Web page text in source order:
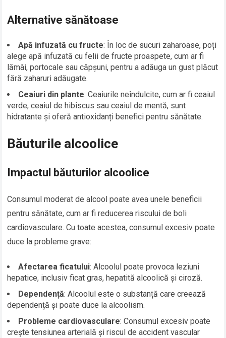
Alternative sănătoase
Apă infuzată cu fructe: În loc de sucuri zaharoase, poți
alege apă infuzată cu felii de fructe proaspete, cum ar fi
lămâi, portocale sau căpșuni, pentru a adăuga un gust plăcut
fără zaharuri adăugate.
Ceaiuri din plante: Ceaiurile neîndulcite, cum ar fi ceaiul
verde, ceaiul de hibiscus sau ceaiul de mentă, sunt
hidratante și oferă antioxidanți benefici pentru sănătate.
Băuturile alcoolice
Impactul băuturilor alcoolice
Consumul moderat de alcool poate avea unele beneficii
pentru sănătate, cum ar fi reducerea riscului de boli
cardiovasculare. Cu toate acestea, consumul excesiv poate
duce la probleme grave:
Afectarea ficatului: Alcoolul poate provoca leziuni
hepatice, inclusiv ficat gras, hepatită alcoolică și ciroză.
Dependență: Alcoolul este o substanță care creează
dependență și poate duce la alcoolism.
Probleme cardiovasculare: Consumul excesiv poate
crește tensiunea arterială și riscul de accident vascular